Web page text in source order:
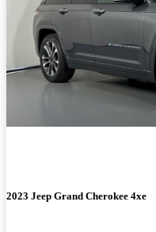
2023 Jeep Grand Cherokee 4xe